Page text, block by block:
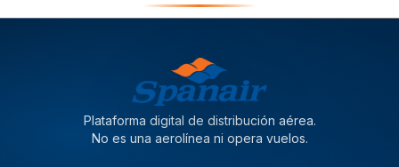
Plataforma digital de distribución aérea.
No es una aerolínea ni opera vuelos.